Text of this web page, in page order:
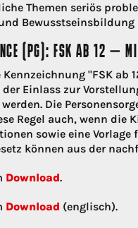
Themen seriös
Bewusstseinsbildung
(PG): FSK AB 12 –
"FSK ab
Einlass zur
Die
Regel auch, wenn die
sowie eine
können aus der
Download.
Download (englisch).